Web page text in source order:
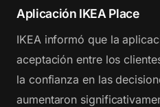
Aplicación IKEA Place
IKEA informó que la
aceptación entre los
la confianza en las
aumentaron